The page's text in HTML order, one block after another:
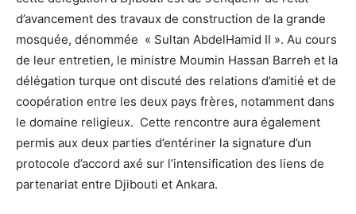
d’avancement des travaux de construction de la grande
mosquée, dénommée « Sultan AbdelHamid II ». Au cours
de leur entretien, le ministre Moumin Hassan Barreh et la
délégation turque ont discuté des relations d’amitié et de
coopération entre les deux pays frères, notamment dans
le domaine religieux. Cette rencontre aura également
permis aux deux parties d’entériner la signature d’un
protocole d’accord axé sur l’intensification des liens de
partenariat entre Djibouti et Ankara.